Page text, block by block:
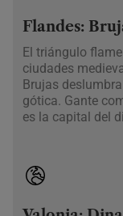
Flandes:
El triángulo
ciudades
Brujas
gótica. Gante
es la capital del